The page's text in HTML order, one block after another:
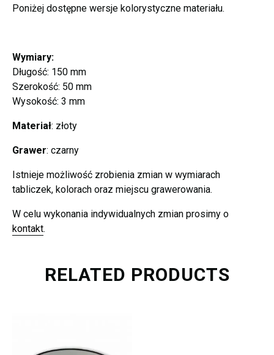
Poniżej dostępne wersje kolorystyczne materiału.
Wymiary:
Długość: 150 mm
Szerokość: 50 mm
Wysokość: 3 mm
Materiał: złoty
Grawer: czarny
Istnieje możliwość zrobienia zmian w wymiarach
tabliczek, kolorach oraz miejscu grawerowania.
W celu wykonania indywidualnych zmian prosimy o
kontakt.
RELATED PRODUCTS